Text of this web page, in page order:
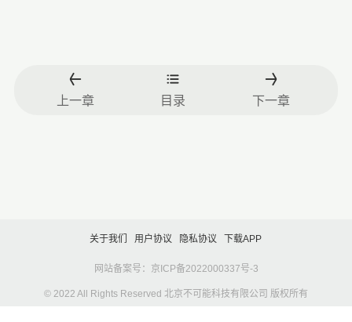
上一章 目录 下一章
关于我们 用户协议 隐私协议 下载APP
网站备案号：京ICP备2022000337号-3
© 2022 All Rights Reserved 北京不可能科技有限公司 版权所有